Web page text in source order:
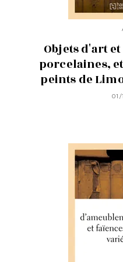
Objets d'art
porcelaines,
peints de